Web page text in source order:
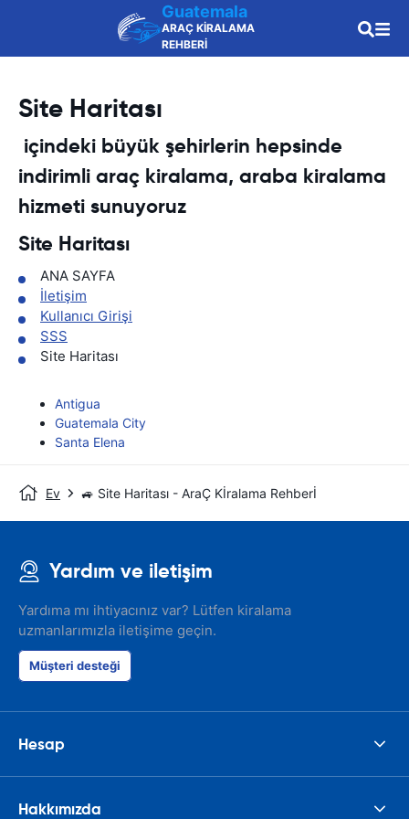
Guatemala
ARAÇ KİRALAMA
REHBERİ
Site Haritası
içindeki büyük şehirlerin hepsinde
indirimli araç kiralama, araba kiralama
hizmeti sunuyoruz
Site Haritası
ANA SAYFA
İletişim
Kullanıcı Girişi
SSS
Site Haritası
Antigua
Guatemala City
Santa Elena
Ev 🚙 Site Haritası - AraÇ Kİralama Rehberİ
Yardım ve iletişim
Yardıma mı ihtiyacınız var? Lütfen kiralama
uzmanlarımızla iletişime geçin.
Müşteri desteği
Hesap
Hakkımızda